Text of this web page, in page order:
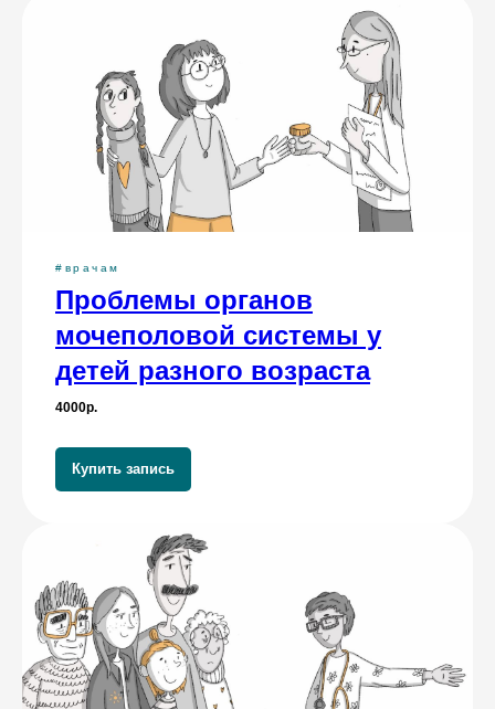
#врачам
Проблемы органов
мочеполовой системы у
детей разного возраста
4000р.
Купить запись